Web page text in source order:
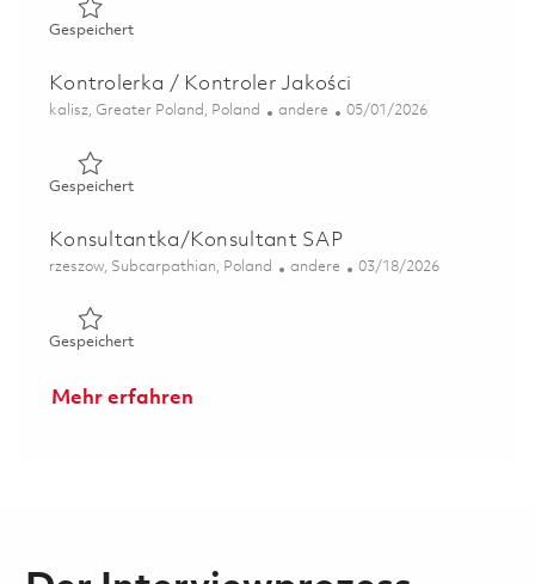
GespeichertGespeichert Kontrolerka / Kontroler Jakości 01821226
Kontrolerka / Kontroler Jakości
Ort
kalisz, Greater Poland, Poland Kategorie
andere Posted Date
05/01/2026
GespeichertGespeichert Kontrolerka / Kontroler Jakości 01827761
Konsultantka/Konsultant SAP
Ort
rzeszow, Subcarpathian, Poland Kategorie
andere Posted Date
03/18/2026
GespeichertGespeichert Konsultantka/Konsultant SAP 01729825
Mehr erfahren